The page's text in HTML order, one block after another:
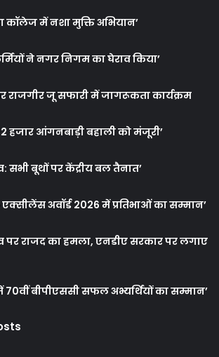
कॉलेज में नशा मुक्ति अभियान’
ने नगर निगम का घेराव किया’
राजगीर जू सफारी में जागरूकता कार्यक्रम
हजार आंगनबाड़ी बहाली को मंजूरी’
सभी बूथों पर केंद्रीय बल तैनात’
अवॉर्ड 2026 में प्रतिभाओं का सम्मान’
पर राजद का हमला, एनडीए सरकार पर लगाए
बीपीएससी सफल अभ्यर्थियों का सम्मान’